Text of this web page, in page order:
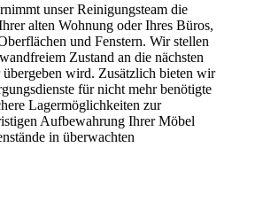
unser Reinigungsteam die
alten Wohnung oder Ihres Büros,
und Fenstern. Wir stellen
Zustand an die nächsten
wird. Zusätzlich bieten wir
für nicht mehr benötigte
Lagermöglichkeiten zur
Aufbewahrung Ihrer Möbel
in überwachten